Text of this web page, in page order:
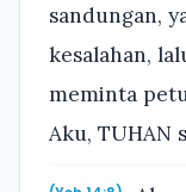
sandungan,
kesalahan,
meminta
Aku, TUHAN